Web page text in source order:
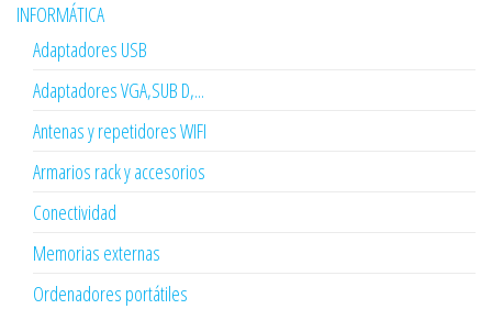
INFORMÁTICA
Adaptadores USB
Adaptadores VGA,SUB D,...
Antenas y repetidores WIFI
Armarios rack y accesorios
Conectividad
Memorias externas
Ordenadores portátiles